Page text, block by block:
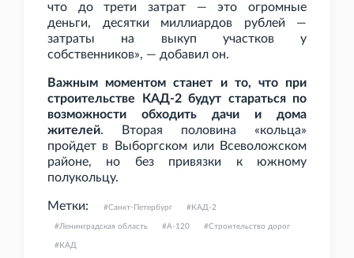
что до трети затрат — это огромные
деньги, десятки миллиардов рублей —
затраты на выкуп участков у
собственников», — добавил он.
Важным моментом станет и то, что при
строительстве КАД-2 будут стараться по
возможности обходить дачи и дома
жителей. Вторая половина «кольца»
пройдет в Выборгском или Всеволожском
районе, но без привязки к южному
полукольцу.
Метки: Санкт-Петербург КАД-2
Ленинградская область А-120 Строительство дорог
КАД